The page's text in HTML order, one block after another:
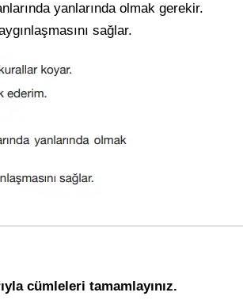
yanlarında olmak gerekir.
sağlar.
cümleleri tamamlayınız.